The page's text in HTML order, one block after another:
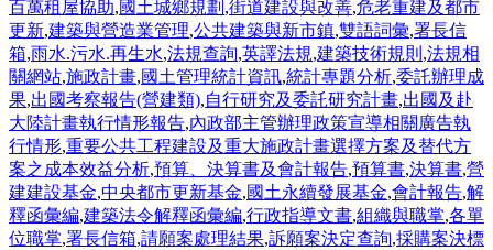
百萬租屋協助,國土城鄉規劃 ,街道建設與改善,危老重建及都市
更新,建築與營造業管理,公共建築與新市鎮,雙語詞彙,署長信
箱,雨水.污水.再生水,法規查詢,英譯法規,建築技術規則 ,法規相
關網站,施政計畫,國土管理統計資訊,統計專題分析,委託辦理成
果,出國考察報告(營建類),自行研究及委託研究計畫,出國及赴
大陸計畫執行情形報告,內政部主管辦理政策宣導相關廣告執
行情形,重要公共工程建設及重大施政計畫選擇方案及替代方
案之成本效益分析,預算、決算書及會計報告,預算書,決算書,營
建建設基金,中央都市更新基金,國土永續發展基金,會計報告,解
釋函彙編,建築法令解釋函彙編,行政指導文書,組織與職掌,各單
位職掌,署長信箱,請願案處理結果,訴願案決定查詢,採購案決標